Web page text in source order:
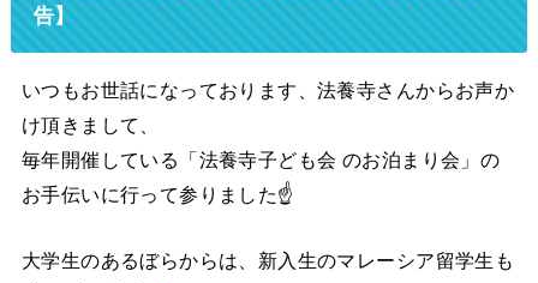
告】
いつもお世話になっております、法養寺さんからお声か
け頂きまして、
毎年開催している「法養寺子ども会 のお泊まり会」の
お手伝いに行って参りました☝️
大学生のあるぼらからは、新入生のマレーシア留学生も